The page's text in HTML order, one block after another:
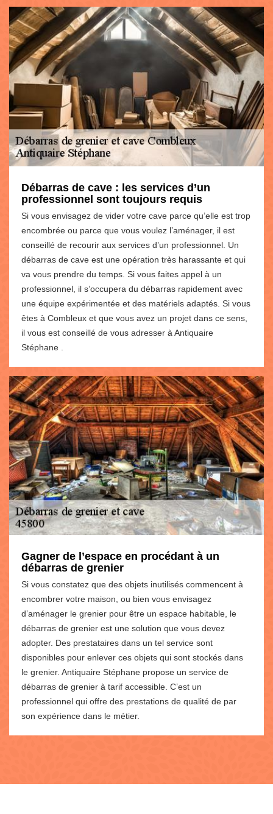
Débarras de cave : les services d’un
professionnel sont toujours requis
Si vous envisagez de vider votre cave parce qu’elle est trop
encombrée ou parce que vous voulez l’aménager, il est
conseillé de recourir aux services d’un professionnel. Un
débarras de cave est une opération très harassante et qui
va vous prendre du temps. Si vous faites appel à un
professionnel, il s’occupera du débarras rapidement avec
une équipe expérimentée et des matériels adaptés. Si vous
êtes à Combleux et que vous avez un projet dans ce sens,
il vous est conseillé de vous adresser à Antiquaire
Stéphane .
Gagner de l’espace en procédant à un
débarras de grenier
Si vous constatez que des objets inutilisés commencent à
encombrer votre maison, ou bien vous envisagez
d’aménager le grenier pour être un espace habitable, le
débarras de grenier est une solution que vous devez
adopter. Des prestataires dans un tel service sont
disponibles pour enlever ces objets qui sont stockés dans
le grenier. Antiquaire Stéphane propose un service de
débarras de grenier à tarif accessible. C’est un
professionnel qui offre des prestations de qualité de par
son expérience dans le métier.